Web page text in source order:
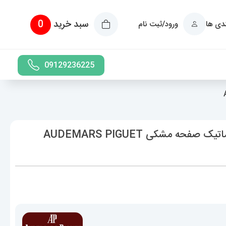
ها ورود/ثبت نام سبد خرید 0
09129236225
ساعت اودمار پیگه مردانه رویال اوک اتوماتیک صفحه مشکی AUDEMARS PIGUET